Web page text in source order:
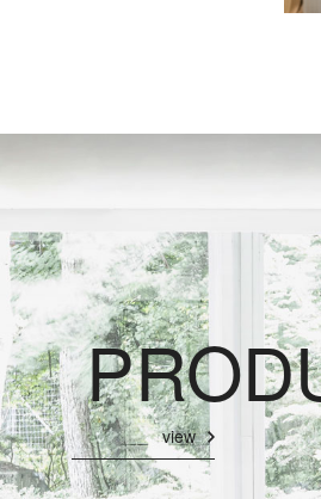
view